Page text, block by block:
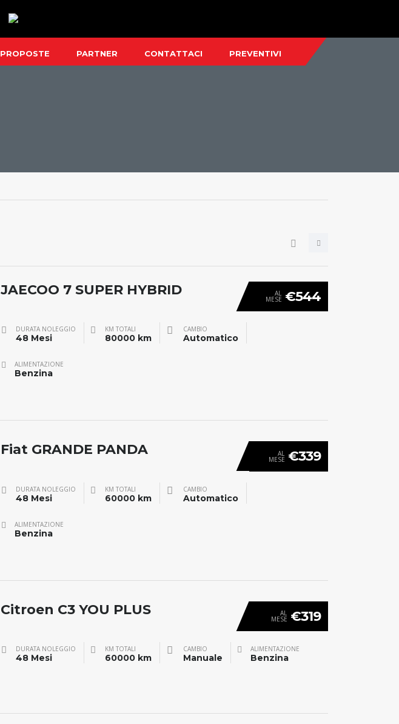
PROPOSTE PARTNER CONTATTACI PREVENTIVI
AL
MESE €544
JAECOO 7 SUPER HYBRID
DURATA NOLEGGIO
48 Mesi
KM TOTALI
80000 km
CAMBIO
Automatico
ALIMENTAZIONE
Benzina
AL
MESE €339
Fiat GRANDE PANDA
DURATA NOLEGGIO
48 Mesi
KM TOTALI
60000 km
CAMBIO
Automatico
ALIMENTAZIONE
Benzina
AL
MESE €319
Citroen C3 YOU PLUS
DURATA NOLEGGIO
48 Mesi
KM TOTALI
60000 km
CAMBIO
Manuale
ALIMENTAZIONE
Benzina